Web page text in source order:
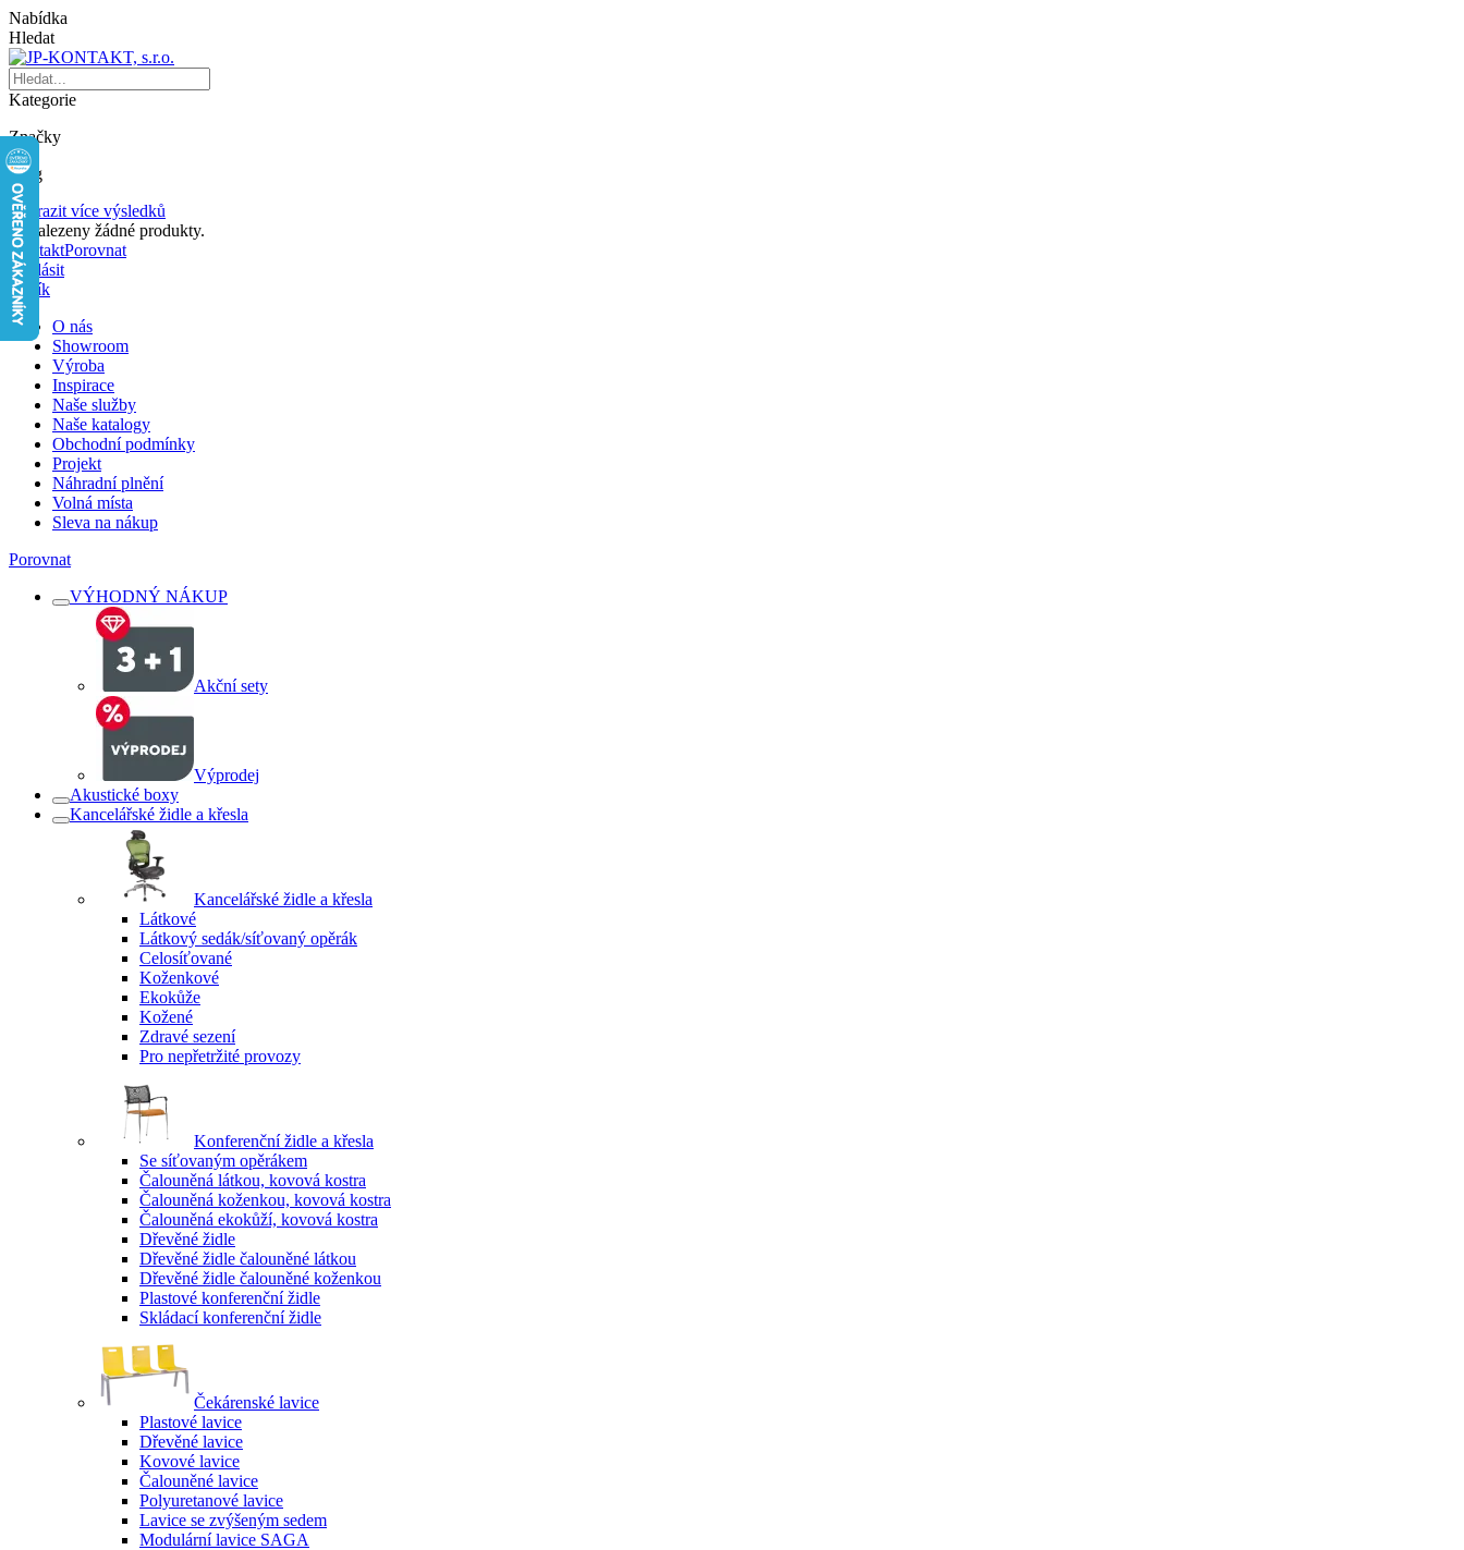
Nabídka
Hledat
Kategorie
Značky
Blog
Zobrazit více výsledků
Nenalezeny žádné produkty.
KontaktPorovnat
Přihlásit
Košík
O nás
Showroom
Výroba
Inspirace
Naše služby
Naše katalogy
Obchodní podmínky
Projekt
Náhradní plnění
Volná místa
Sleva na nákup
Porovnat
VÝHODNÝ NÁKUP
Akční sety
Výprodej
Akustické boxy
Kancelářské židle a křesla
Kancelářské židle a křesla
Látkové
Látkový sedák/síťovaný opěrák
Celosíťované
Koženkové
Ekokůže
Kožené
Zdravé sezení
Pro nepřetržité provozy
Konferenční židle a křesla
Se síťovaným opěrákem
Čalouněná látkou, kovová kostra
Čalouněná koženkou, kovová kostra
Čalouněná ekokůží, kovová kostra
Dřevěné židle
Dřevěné židle čalouněné látkou
Dřevěné židle čalouněné koženkou
Plastové konferenční židle
Skládací konferenční židle
Čekárenské lavice
Plastové lavice
Dřevěné lavice
Kovové lavice
Čalouněné lavice
Polyuretanové lavice
Lavice se zvýšeným sedem
Modulární lavice SAGA